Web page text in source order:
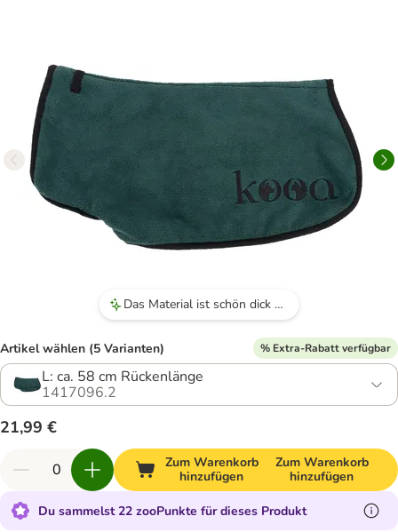
Das Material ist schön dick und saugfähig.
Artikel wählen (5 Varianten) % Extra-Rabatt verfügbar
L: ca. 58 cm Rückenlänge
1417096.2
21,99 €
Zum Warenkorb
hinzufügen
Zum Warenkorb
hinzufügen
Du sammelst 22 zooPunkte für dieses Produkt